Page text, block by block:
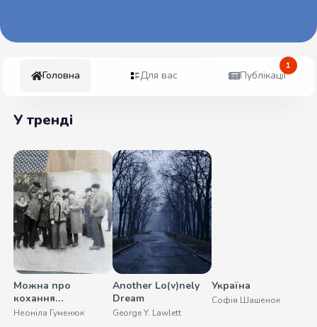
Головна Для вас Публікації
1
У тренді
Можна про
кохання
помовчати
Неоніла Гуменюк
Another Lo(v)nely
Dream
George Y. Lawlett
Україна
Софія Шашенок